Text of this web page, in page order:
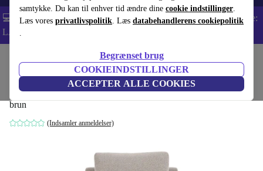
samtykke. Du kan til enhver tid ændre dine cookie indstillinger.
Læs vores privatlivspolitik. Læs databehandlerens cookiepolitik
.
Begrænset brug
COOKIEINDSTILLINGER
ACCEPTER ALLE COOKIES
💻 Ekstra 5% rabat på alle MacBooks og bærbare computere - Kode:
LAPTOP5 -
Husholdning Møbler
Astha lænestol Agnes Brown
brun
(Indsamler anmeldelser)